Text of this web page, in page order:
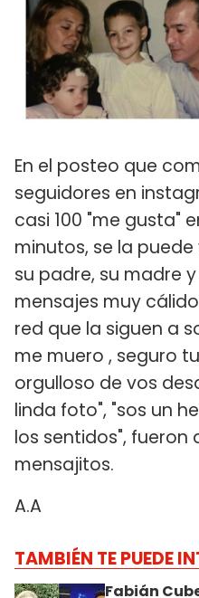
En el posteo que
seguidores en
casi 100 "me gusta"
minutos, se la
su padre, su madre
mensajes muy
red que la siguen a
me muero , seguro
orgulloso de vos
linda foto", "sos un
los sentidos", fueron
mensajitos.
A.A
TAMBIÉN TE PUEDE
Fabián